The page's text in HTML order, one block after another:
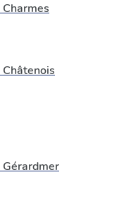
Charmes
Châtenois
Gérardmer